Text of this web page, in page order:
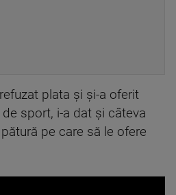
plata și și-a oferit
sport, i-a dat și câteva
pe care să le ofere